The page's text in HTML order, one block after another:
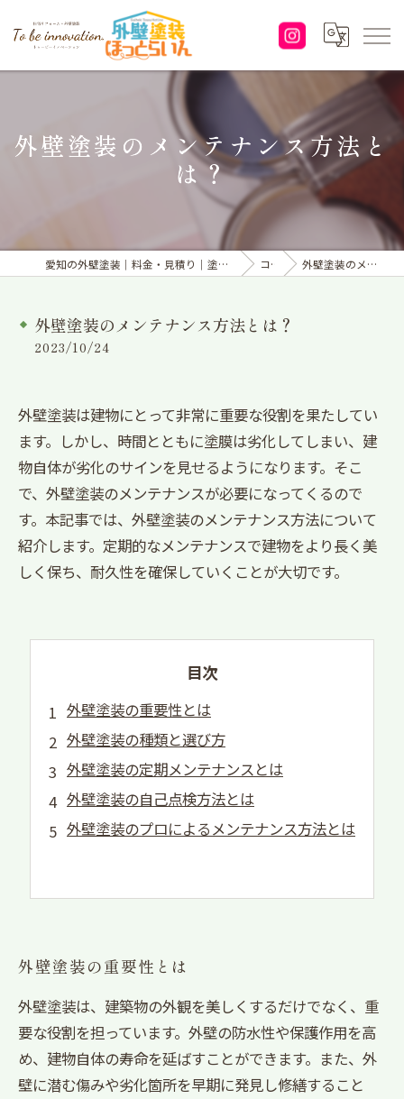
外壁塗装のメンテナンス方法と
は？
愛知の外壁塗装｜料金・見積り｜塗り替えなら「株式会社To be innovation.」へ コラム 外壁塗装のメンテナンス方法とは？
外壁塗装のメンテナンス方法とは？
2023/10/24
外壁塗装は建物にとって非常に重要な役割を果たしてい
ます。しかし、時間とともに塗膜は劣化してしまい、建
物自体が劣化のサインを見せるようになります。そこ
で、外壁塗装のメンテナンスが必要になってくるので
す。本記事では、外壁塗装のメンテナンス方法について
紹介します。定期的なメンテナンスで建物をより長く美
しく保ち、耐久性を確保していくことが大切です。
目次
外壁塗装の重要性とは
外壁塗装の種類と選び方
外壁塗装の定期メンテナンスとは
外壁塗装の自己点検方法とは
外壁塗装のプロによるメンテナンス方法とは
外壁塗装の重要性とは
外壁塗装は、建築物の外観を美しくするだけでなく、重
要な役割を担っています。外壁の防水性や保護作用を高
め、建物自体の寿命を延ばすことができます。また、外
壁に潜む傷みや劣化箇所を早期に発見し修繕すること